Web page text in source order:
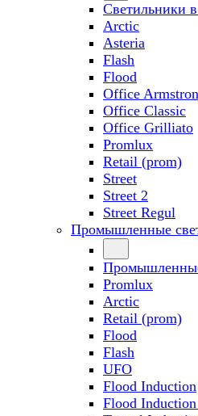
Светильники
Arctic
Asteria
Flash
Flood
Office
Office Classic
Office Grilliato
Promlux
Retail (prom)
Street
Street 2
Street Regul
Промышленные
Promlux
Arctic
Retail (prom)
Flood
Flash
UFO
Flood Induction
Flood